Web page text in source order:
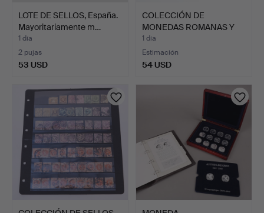
LOTE DE SELLOS, España.
Mayoritariamente m…
1 día
2 pujas
53 USD
COLECCIÓN DE
MONEDAS ROMANAS Y
GRIEGAS ANT…
1 día
Estimación
54 USD